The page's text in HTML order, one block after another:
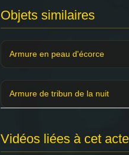
Objets similaires
Armure en peau d'écorce
Armure de tribun de la nuit
Vidéos liées à cet acte